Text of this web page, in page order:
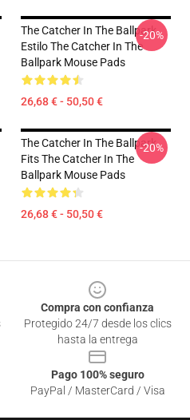
The Catcher In The Ballpark
Estilo The Catcher In The
Ballpark Mouse Pads
26,68 € - 50,50 €
-20%
The Catcher In The Ballpark
Fits The Catcher In The
Ballpark Mouse Pads
26,68 € - 50,50 €
-20%
Compra con confianza
Protegido 24/7 desde los clics
hasta la entrega
Pago 100% seguro
PayPal / MasterCard / Visa